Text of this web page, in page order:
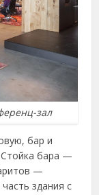
зал
бар и
Стойка бара —
—
здания с